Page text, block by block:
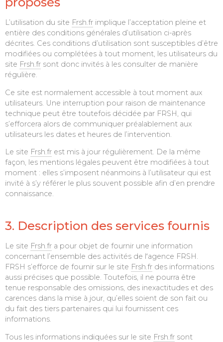
L’utilisation du site Frsh.fr implique l’acceptation pleine et
entière des conditions générales d’utilisation ci-après
décrites. Ces conditions d’utilisation sont susceptibles d’être
modifiées ou complétées à tout moment, les utilisateurs du
site Frsh.fr sont donc invités à les consulter de manière
régulière.
Ce site est normalement accessible à tout moment aux
utilisateurs. Une interruption pour raison de maintenance
technique peut être toutefois décidée par FRSH, qui
s’efforcera alors de communiquer préalablement aux
utilisateurs les dates et heures de l’intervention.
Le site Frsh.fr est mis à jour régulièrement. De la même
façon, les mentions légales peuvent être modifiées à tout
moment : elles s’imposent néanmoins à l’utilisateur qui est
invité à s’y référer le plus souvent possible afin d’en prendre
connaissance.
3. Description des services fournis
Le site Frsh.fr a pour objet de fournir une information
concernant l’ensemble des activités de l‘agence FRSH.
FRSH s’efforce de fournir sur le site Frsh.fr des informations
aussi précises que possible. Toutefois, il ne pourra être
tenue responsable des omissions, des inexactitudes et des
carences dans la mise à jour, qu’elles soient de son fait ou
du fait des tiers partenaires qui lui fournissent ces
informations.
Tous les informations indiquées sur le site Frsh.fr sont